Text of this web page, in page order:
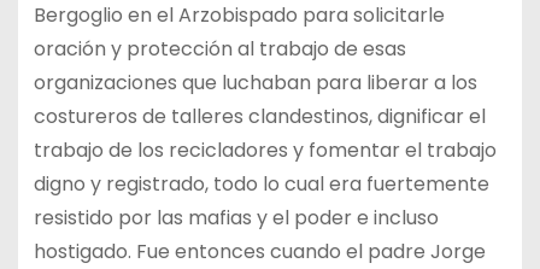
Bergoglio en el Arzobispado para solicitarle
oración y protección al trabajo de esas
organizaciones que luchaban para liberar a los
costureros de talleres clandestinos, dignificar el
trabajo de los recicladores y fomentar el trabajo
digno y registrado, todo lo cual era fuertemente
resistido por las mafias y el poder e incluso
hostigado. Fue entonces cuando el padre Jorge